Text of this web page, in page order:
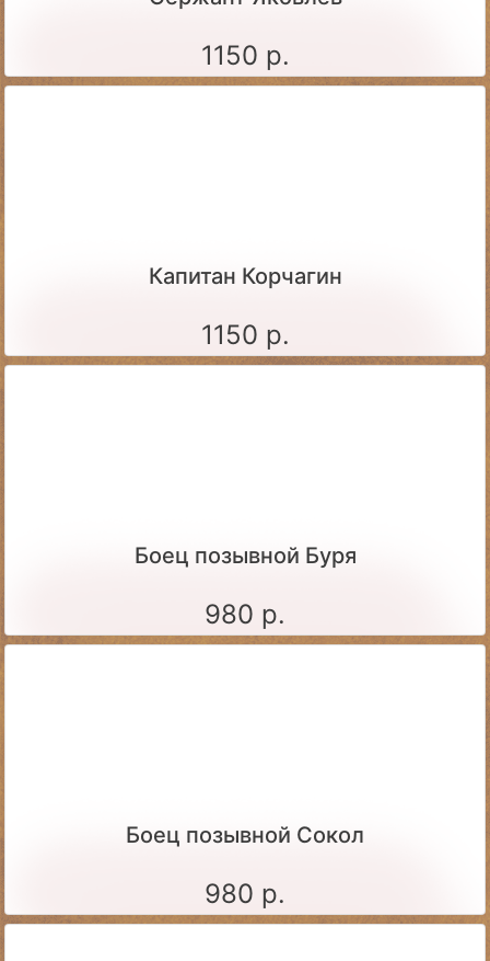
1150 р.
Капитан Корчагин
1150 р.
Боец позывной Буря
980 р.
Боец позывной Сокол
980 р.